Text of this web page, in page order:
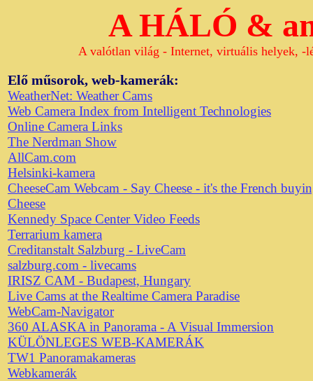
A HÁLÓ &
A valótlan világ - Internet, virtuális helyek, -
Elő műsorok, web-kamerák:
WeatherNet: Weather Cams
Web Camera Index from Intelligent Technologies
Online Camera Links
The Nerdman Show
AllCam.com
Helsinki-kamera
CheeseCam Webcam - Say Cheese - it's the French
Cheese
Kennedy Space Center Video Feeds
Terrarium kamera
Creditanstalt Salzburg - LiveCam
salzburg.com - livecams
IRISZ CAM - Budapest, Hungary
Live Cams at the Realtime Camera Paradise
WebCam-Navigator
360 ALASKA in Panorama - A Visual Immersion
KÜLÖNLEGES WEB-KAMERÁK
TW1 Panoramakameras
Webkamerák